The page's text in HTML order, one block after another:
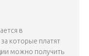
в
которые платят
можно получить